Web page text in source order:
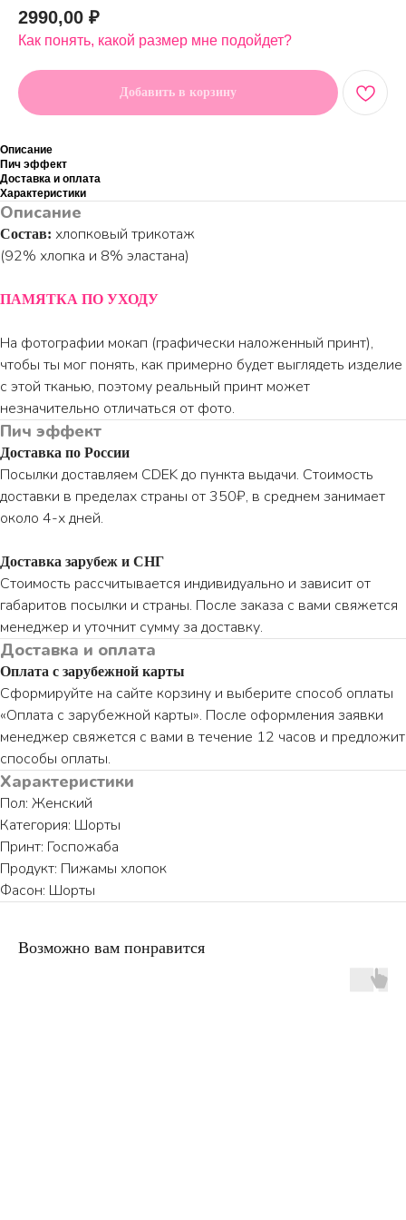
2990,00 ₽
Как понять, какой размер мне подойдет?
Добавить в корзину
Описание
Пич эффект
Доставка и оплата
Характеристики
Описание
Состав: хлопковый трикотаж
(92% хлопка и 8% эластана)
ПАМЯТКА ПО УХОДУ
На фотографии мокап (графически наложенный принт),
чтобы ты мог понять, как примерно будет выглядеть изделие
с этой тканью, поэтому реальный принт может
незначительно отличаться от фото.
Пич эффект
Доставка по России
Посылки доставляем CDEK до пункта выдачи. Стоимость
доставки в пределах страны от 350₽, в среднем занимает
около 4-х дней.
Доставка зарубеж и СНГ
Стоимость рассчитывается индивидуально и зависит от
габаритов посылки и страны. После заказа с вами свяжется
менеджер и уточнит сумму за доставку.
Доставка и оплата
Оплата с зарубежной карты
Сформируйте на сайте корзину и выберите способ оплаты
«Оплата с зарубежной карты». После оформления заявки
менеджер свяжется с вами в течение 12 часов и предложит
способы оплаты.
Характеристики
Пол: Женский
Категория: Шорты
Принт: Госпожаба
Продукт: Пижамы хлопок
Фасон: Шорты
Возможно вам понравится